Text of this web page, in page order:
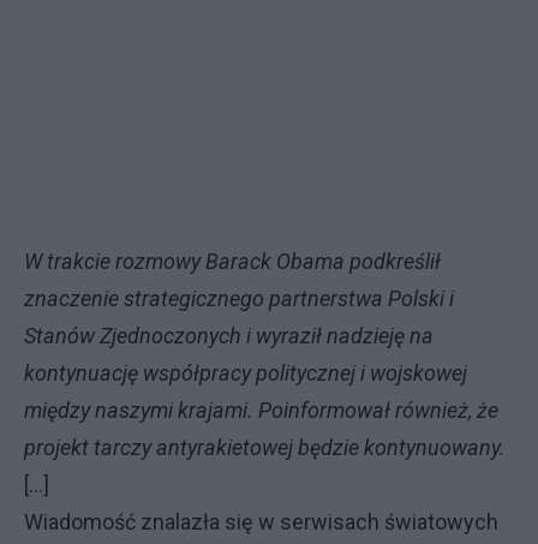
W trakcie rozmowy Barack Obama podkreślił
znaczenie strategicznego partnerstwa Polski i
Stanów Zjednoczonych i wyraził nadzieję na
kontynuację współpracy politycznej i wojskowej
między naszymi krajami. Poinformował również, że
projekt tarczy antyrakietowej będzie kontynuowany.
[...]
Wiadomość znalazła się w serwisach światowych